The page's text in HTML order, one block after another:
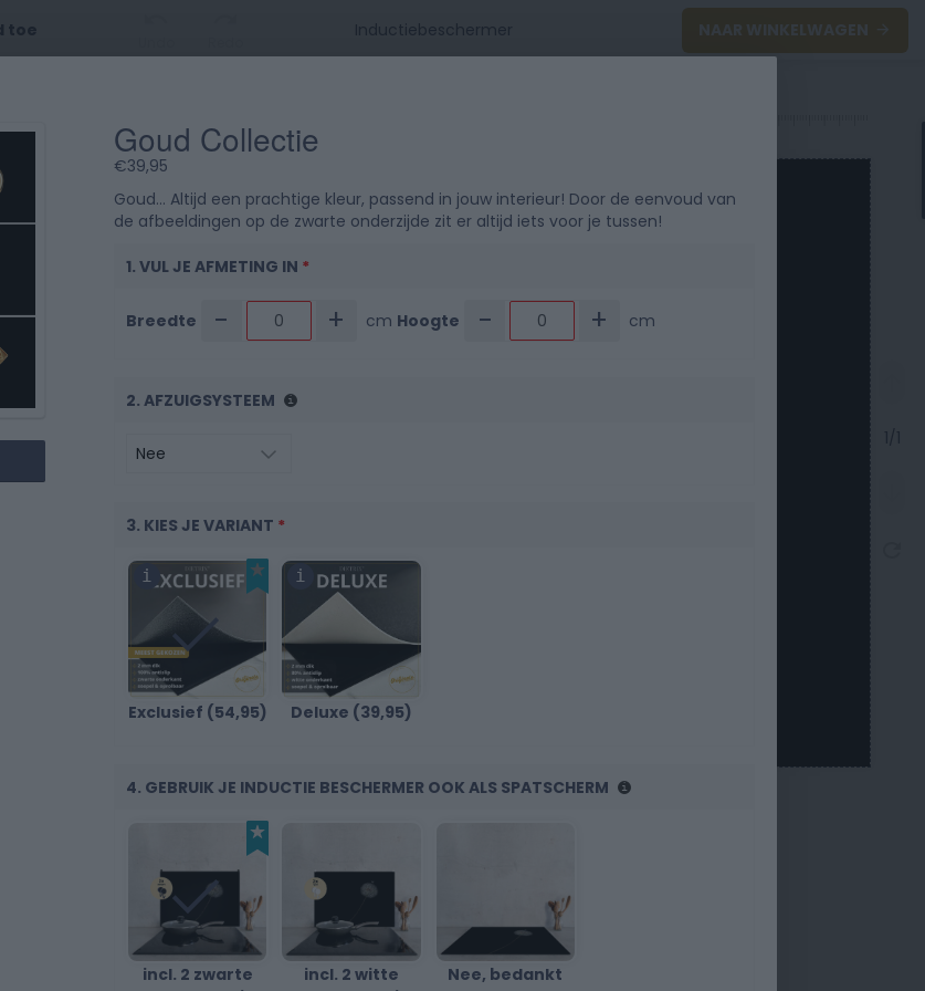
NAAR WINKELWAGEN
10 20
Goud Collectie
€39,95
Goud… Altijd een prachtige kleur, passend in jouw interieur! Door de eenvoud van
de afbeeldingen op de zwarte onderzijde zit er altijd iets voor je tussen!
1. VUL JE AFMETING IN *
Breedte - + cm Hoogte - + cm
2. AFZUIGSYSTEEM
3. KIES JE VARIANT *
Exclusief (54,95) Deluxe (39,95)
4. GEBRUIK JE INDUCTIE BESCHERMER OOK ALS SPATSCHERM
incl. 2 zwarte
incl. 2 witte
Nee, bedankt